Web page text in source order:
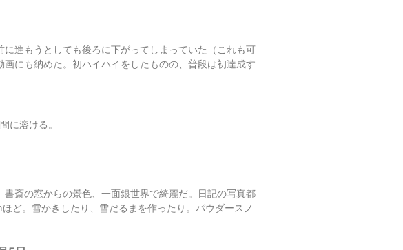
進もうとしても後ろに下がってしまっていた（これも可
にも納めた。初ハイハイをしたものの、普段は初達成す
に溶ける。
斎の窓からの景色、一面銀世界で綺麗だ。日記の写真都
ど。雪かきしたり、雪だるまを作ったり。パウダースノ